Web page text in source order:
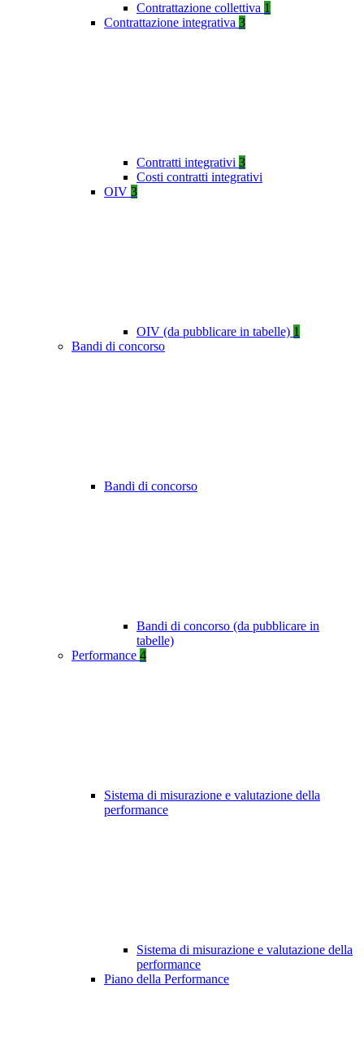
Contrattazione collettiva 1
Contrattazione integrativa 3
Contratti integrativi 3
Costi contratti integrativi
OIV 3
OIV (da pubblicare in tabelle) 1
Bandi di concorso
Bandi di concorso
Bandi di concorso (da pubblicare in
tabelle)
Performance 4
Sistema di misurazione e valutazione della
performance
Sistema di misurazione e valutazione della
performance
Piano della Performance